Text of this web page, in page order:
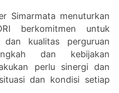
Simarmata menuturkan
berkomitmen untuk
kualitas perguruan
dan kebijakan
perlu sinergi dan
dan kondisi setiap